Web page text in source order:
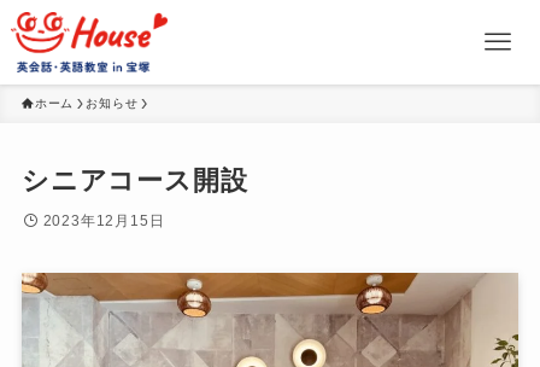
ホーム お知らせ
シニアコース開設
2023年12月15日